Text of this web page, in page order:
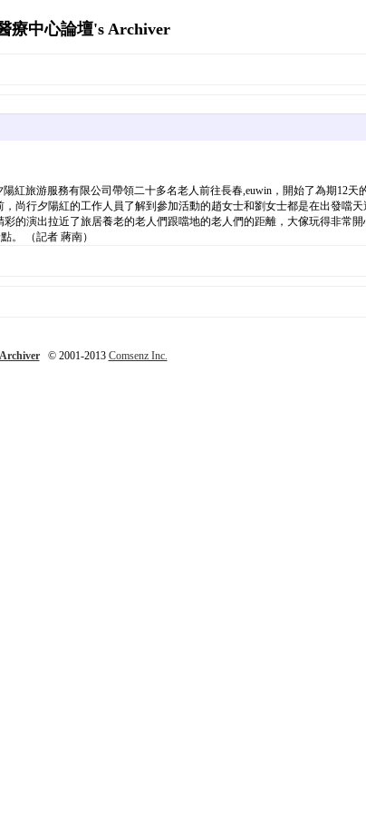
療中心論壇's Archiver
旅游服務有限公司帶領二十多名老人前往長春,euwin，開始了為期12天的
行夕陽紅的工作人員了解到參加活動的趙女士和劉女士都是在出發噹
的演出拉近了旅居養老的老人們跟噹地的老人們的距離，大傢玩得非常開
。 （記者 蔣南）
© 2001-2013 Comsenz Inc.